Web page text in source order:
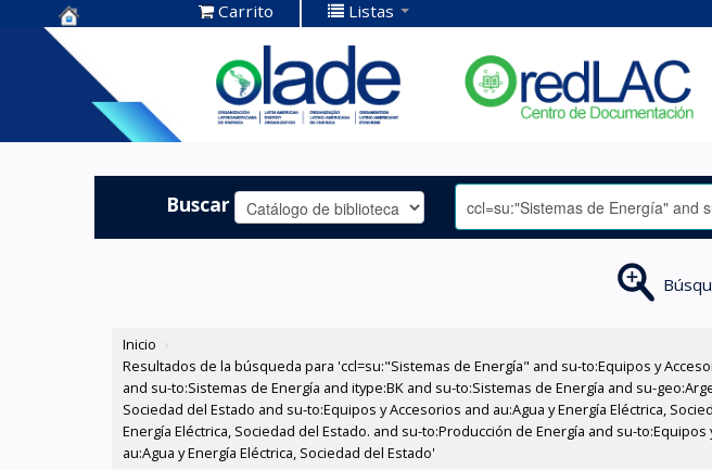
Centro de
Documentación
OLADE -
Carrito Listas
Buscar
Inicio ›
Resultados de la búsqueda para 'ccl=su:"Sistemas de Energía" and su-to:Equipos y
and su-to:Sistemas de Energía and itype:BK and su-to:Sistemas de Energía and su-
Sociedad del Estado and su-to:Equipos y Accesorios and au:Agua y Energía Eléctrica,
Energía Eléctrica, Sociedad del Estado. and su-to:Producción de Energía and su-
au:Agua y Energía Eléctrica, Sociedad del Estado'